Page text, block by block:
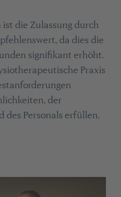
die Zulassung durch
da dies die
signifikant erhöht.
Praxis
der
des Personals erfüllen.